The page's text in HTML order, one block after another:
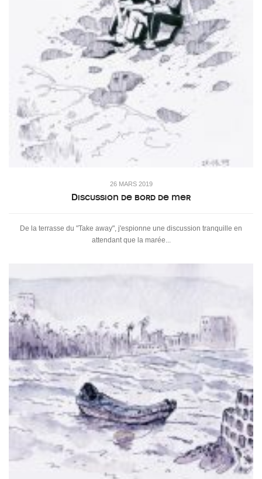
26 MARS 2019
Discussion de bord de mer
De la terrasse du "Take away", j'espionne une discussion tranquille en
attendant que la marée...